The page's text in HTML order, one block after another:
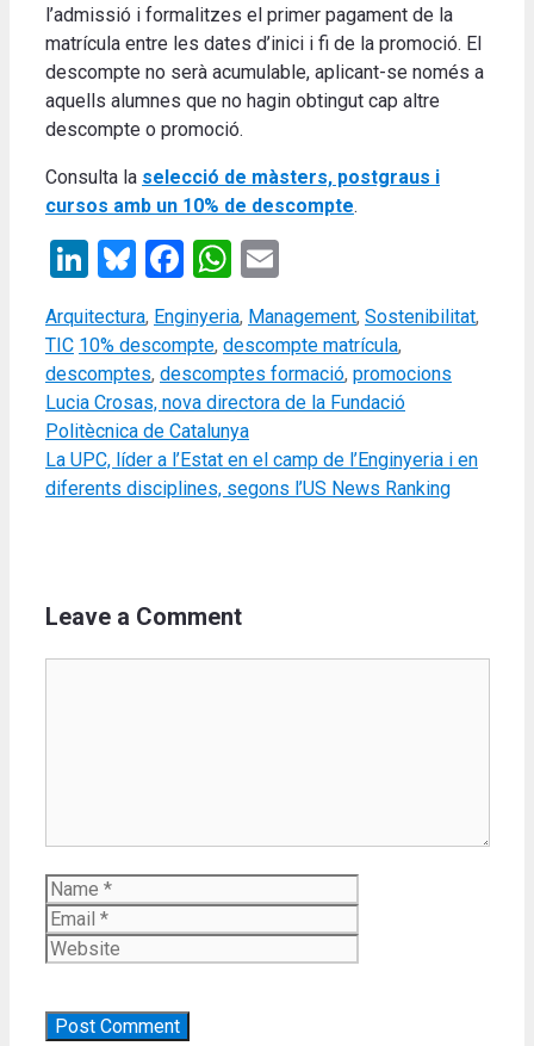
l’admissió i formalitzes el primer pagament de la
matrícula entre les dates d’inici i fi de la promoció. El
descompte no serà acumulable, aplicant-se només a
aquells alumnes que no hagin obtingut cap altre
descompte o promoció.
Consulta la selecció de màsters, postgraus i
cursos amb un 10% de descompte.
LinkedIn
Bluesky
Facebook
WhatsApp
Categories
Arquitectura, Enginyeria, Management, Sostenibilitat,
TIC Tags
10% descompte, descompte matrícula,
descomptes, descomptes formació, promocions
Lucia Crosas, nova directora de la Fundació
Politècnica de Catalunya
La UPC, líder a l’Estat en el camp de l’Enginyeria i en
diferents disciplines, segons l’US News Ranking
Leave a Comment
Name